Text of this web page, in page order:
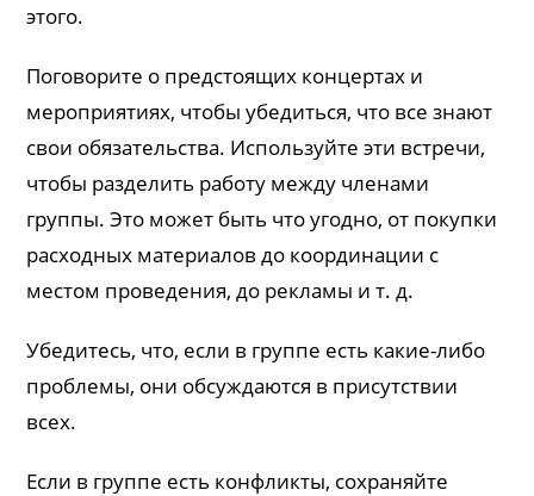
этого.
Поговорите о предстоящих концертах и ​​
мероприятиях, чтобы убедиться, что все знают
свои обязательства. Используйте эти встречи,
чтобы разделить работу между членами
группы. Это может быть что угодно, от покупки
расходных материалов до координации с
местом проведения, до рекламы и т. д.
Убедитесь, что, если в группе есть какие-либо
проблемы, они обсуждаются в присутствии
всех.
Если в группе есть конфликты, сохраняйте